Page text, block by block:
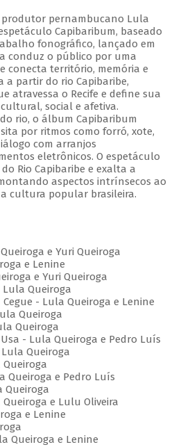
produtor pernambucano Lula
Capibaribum, baseado
fonográfico, lançado em
conduz o público por uma
conecta território, memória e
a partir do rio Capibaribe,
atravessa o Recife e define sua
social e afetiva.
rio, o álbum Capibaribum
por ritmos como forró, xote,
com arranjos
eletrônicos. O espetáculo
Rio Capibaribe e exalta a
aspectos intrínsecos ao
cultura popular brasileira.
e Yuri Queiroga
e Lenine
e Yuri Queiroga
Lula Queiroga
Cegue - Lula Queiroga e Lenine
Queiroga
Queiroga
- Lula Queiroga e Pedro Luís
Queiroga
Queiroga
Queiroga e Pedro Luís
Queiroga
e Lulu Oliveira
e Lenine
Queiroga e Lenine